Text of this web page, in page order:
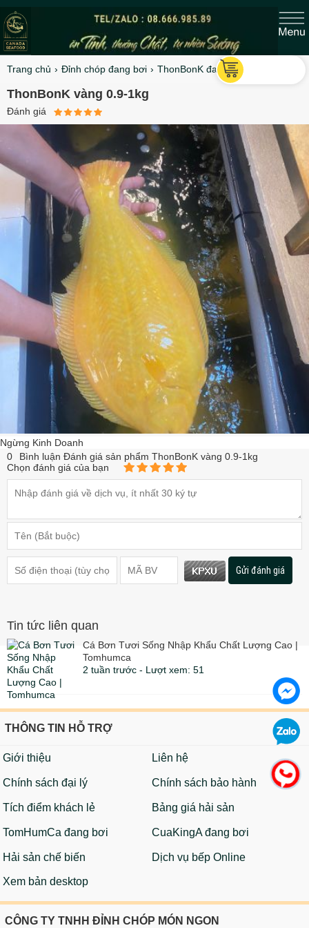
Trang chủ Đỉnh chóp đang bơi ThonBonK đang bơi
ThonBonK vàng 0.9-1kg
Đánh giá
Ngừng Kinh Doanh
0
Bình luận Đánh giá sản phẩm ThonBonK vàng 0.9-1kg
Chọn đánh giá của bạn
Gửi đánh giá
Tin tức liên quan
Cá Bơn Tươi Sống Nhập Khẩu Chất Lượng Cao |
Tomhumca
2 tuần trước - Lượt xem: 51
THÔNG TIN HỖ TRỢ
Giới thiệu Liên hệ
Chính sách đại lý Chính sách bảo hành
Tích điểm khách lẻ Bảng giá hải sản
TomHumCa đang bơi CuaKingA đang bơi
Hải sản chế biến Dịch vụ bếp Online
Xem bản desktop
CÔNG TY TNHH ĐỈNH CHÓP MÓN NGON